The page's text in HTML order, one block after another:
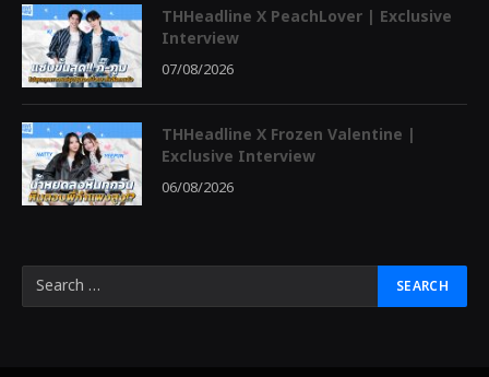
THHeadline X PeachLover | Exclusive
Interview
07/08/2026
THHeadline X Frozen Valentine |
Exclusive Interview
06/08/2026